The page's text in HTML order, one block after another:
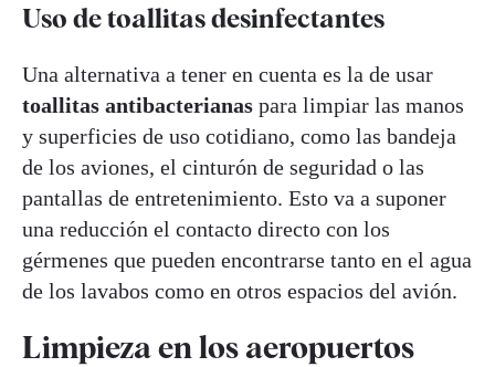
Uso de toallitas desinfectantes
Una alternativa a tener en cuenta es la de usar
toallitas antibacterianas para limpiar las manos
y superficies de uso cotidiano, como las bandeja
de los aviones, el cinturón de seguridad o las
pantallas de entretenimiento. Esto va a suponer
una reducción el contacto directo con los
gérmenes que pueden encontrarse tanto en el agua
de los lavabos como en otros espacios del avión.
Limpieza en los aeropuertos